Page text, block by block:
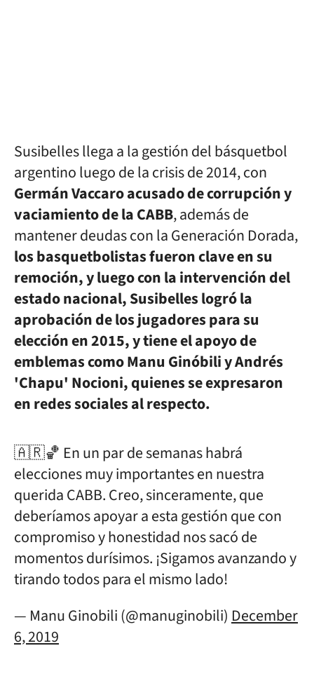
Susibelles llega a la gestión del básquetbol
argentino luego de la crisis de 2014, con
Germán Vaccaro acusado de corrupción y
vaciamiento de la CABB, además de
mantener deudas con la Generación Dorada,
los basquetbolistas fueron clave en su
remoción, y luego con la intervención del
estado nacional, Susibelles logró la
aprobación de los jugadores para su
elección en 2015, y tiene el apoyo de
emblemas como Manu Ginóbili y Andrés
'Chapu' Nocioni, quienes se expresaron
en redes sociales al respecto.
🇦🇷🏀 En un par de semanas habrá
elecciones muy importantes en nuestra
querida CABB. Creo, sinceramente, que
deberíamos apoyar a esta gestión que con
compromiso y honestidad nos sacó de
momentos durísimos. ¡Sigamos avanzando y
tirando todos para el mismo lado!
— Manu Ginobili (@manuginobili) December
6, 2019